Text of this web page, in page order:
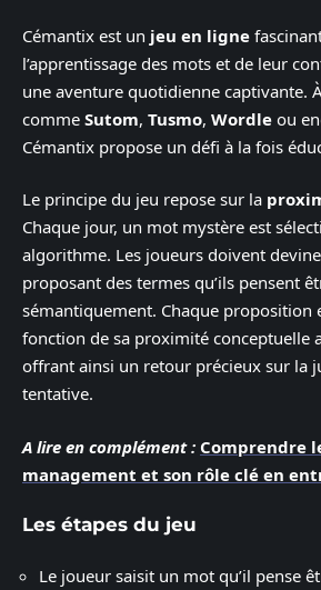
Cémantix est un jeu en ligne
l’apprentissage des mots et de leur
une aventure quotidienne captivante.
comme Sutom, Tusmo, Wordle ou
Cémantix propose un défi à la fois
Le principe du jeu repose sur la
Chaque jour, un mot mystère est
algorithme. Les joueurs doivent
proposant des termes qu’ils pensent
sémantiquement. Chaque proposition
fonction de sa proximité conceptuelle
offrant ainsi un retour précieux sur la
tentative.
A lire en complément : Comprendre
management et son rôle clé en
Les étapes du jeu
Le joueur saisit un mot qu’il pense